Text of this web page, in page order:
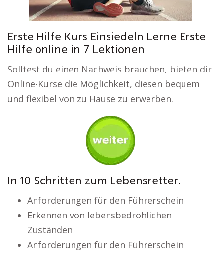
Erste Hilfe Kurs Einsiedeln Lerne Erste
Hilfe online in 7 Lektionen
Solltest du einen Nachweis brauchen, bieten dir
Online-Kurse die Möglichkeit, diesen bequem
und flexibel von zu Hause zu erwerben.
In 10 Schritten zum Lebensretter.
Anforderungen für den Führerschein
Erkennen von lebensbedrohlichen
Zuständen
Anforderungen für den Führerschein